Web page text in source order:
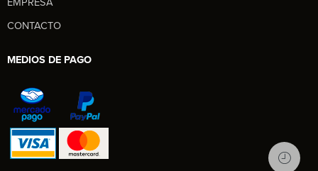
EMPRESA
CONTACTO
MEDIOS DE PAGO